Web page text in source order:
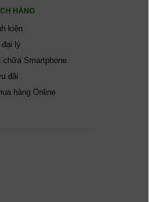
HÀNG
kiện
đại lý
Smartphone.
đãi
hàng Online